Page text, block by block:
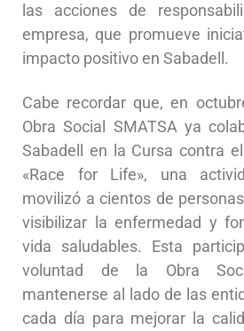
las acciones de
empresa, que promueve
impacto positivo en Sabadell.
Cabe recordar que, en
Obra Social SMATSA ya
Sabadell en la Cursa contra
«Race for Life», una
movilizó a cientos de
visibilizar la enfermedad y
vida saludables. Esta
voluntad de la Obra
mantenerse al lado de las
cada día para mejorar la